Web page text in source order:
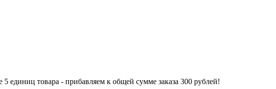
единиц товара - прибавляем к общей сумме заказа 300 рублей!